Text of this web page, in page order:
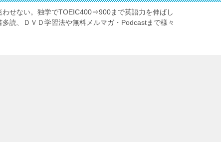
せない。独学でTOEIC400⇒900まで英語力を伸ばし
読、ＤＶＤ学習法や無料メルマガ・Podcastまで様々